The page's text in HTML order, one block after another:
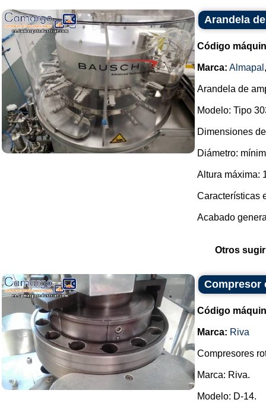
Arandela
Código
Marca: Almapal
Arandela de
Modelo: Tipo
Dimensiones
Diámetro:
Altura máxima:
Características
Acabado
Otros
Compresor
Código
Marca: Riva
Compresores
Marca: Riva.
Modelo: D-14.